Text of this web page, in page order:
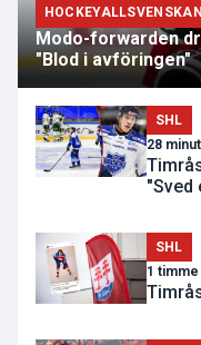
HOCKEYALLSVENSKAN
Modo-forwarden
"Blod i avföringen"
SHL
28
"Sved
SHL
1